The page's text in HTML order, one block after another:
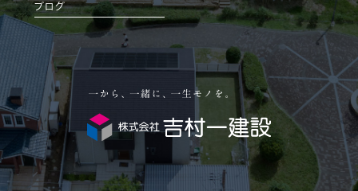
ブログ